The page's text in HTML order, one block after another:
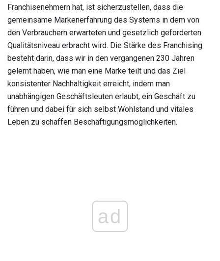
Franchisenehmern hat, ist sicherzustellen, dass die
gemeinsame Markenerfahrung des Systems in dem von
den Verbrauchern erwarteten und gesetzlich geforderten
Qualitätsniveau erbracht wird. Die Stärke des Franchising
besteht darin, dass wir in den vergangenen 230 Jahren
gelernt haben, wie man eine Marke teilt und das Ziel
konsistenter Nachhaltigkeit erreicht, indem man
unabhängigen Geschäftsleuten erlaubt, ein Geschäft zu
führen und dabei für sich selbst Wohlstand und vitales
Leben zu schaffen Beschäftigungsmöglichkeiten.
ad